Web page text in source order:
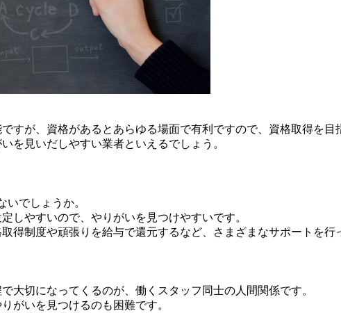
すが、資格があるとあらゆる場面で有利ですので、資格取得を目
を見いだしやすい業者といえるでしょう。
でしょうか。
しやすいので、やりがいを見つけやすいです。
得制度や頑張りを給与で還元するなど、さまざまなサポートを行
大切になってくるのが、働くスタッフ同士の人間関係です。
がいを見つけるのも困難です。